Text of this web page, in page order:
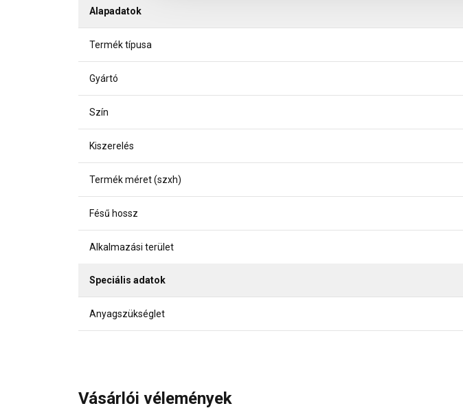
Alapadatok
Termék típusa
Gyártó
Szín
Kiszerelés
Termék méret (szxh)
Fésű hossz
Alkalmazási terület
Speciális adatok
Anyagszükséglet
Vásárlói vélemények